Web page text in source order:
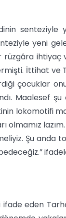
senteziyle
yeni
ihtiyaç
İttihat ve
çocuklar
Maalesef
lokomotifi
olmamız
Şu anda
eden